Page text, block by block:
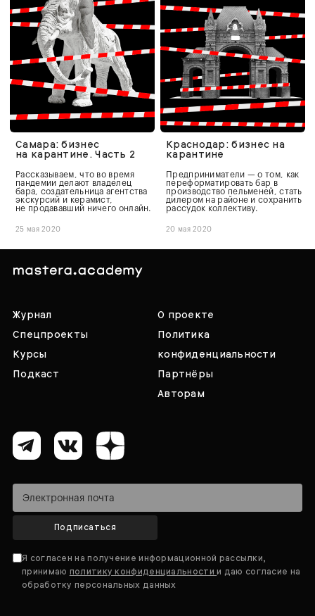
Самара: бизнес
на карантине. Часть 2
Рассказываем, что во время
пандемии делают владелец
бара, создательница агентства
экскурсий и керамист,
не продававший ничего онлайн.
25 мая 2020
Краснодар: бизнес на
карантине
Предприниматели — о том, как
переформатировать бар в
производство пельменей, стать
дилером на районе и сохранить
рассудок коллективу.
20 мая 2020
Журнал
Спецпроекты
Курсы
Подкаст
О проекте
Политика
конфиденциальности
Партнёры
Авторам
Подписаться
Я согласен на получение информационной рассылки,
принимаю политику конфиденциальностии даю согласие на
обработку персональных данных